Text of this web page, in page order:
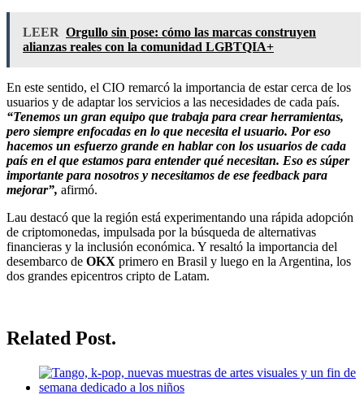
LEER Orgullo sin pose: cómo las marcas construyen
alianzas reales con la comunidad LGBTQIA+
En este sentido, el CIO remarcó la importancia de estar cerca de los
usuarios y de adaptar los servicios a las necesidades de cada país.
“Tenemos un gran equipo que trabaja para crear herramientas,
pero siempre enfocadas en lo que necesita el usuario. Por eso
hacemos un esfuerzo grande en hablar con los usuarios de cada
país en el que estamos para entender qué necesitan. Eso es súper
importante para nosotros y necesitamos de ese feedback para
mejorar”, afirmó.
Lau destacó que la región está experimentando una rápida adopción
de criptomonedas, impulsada por la búsqueda de alternativas
financieras y la inclusión económica. Y resaltó la importancia del
desembarco de OKX primero en Brasil y luego en la Argentina, los
dos grandes epicentros cripto de Latam.
Related Post.